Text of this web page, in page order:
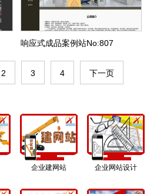
响应式成品案例站No:807
2 3 4 下一页
企业建网站 企业网站设计